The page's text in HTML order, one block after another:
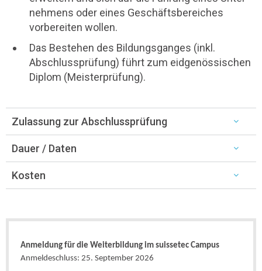
nehmens oder eines Geschäftsbereiches
vorbereiten wollen.
Das Bestehen des Bildungsganges (inkl.
Abschlussprüfung) führt zum eidgenössischen
Diplom (Meisterprüfung).
Zulassung zur Abschlussprüfung
Dauer / Daten
Kosten
Anmeldung für die Weiterbildung im suissetec Campus
Anmeldeschluss: 25. September 2026